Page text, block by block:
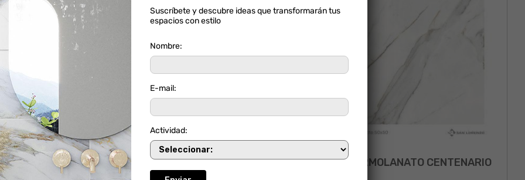
PARAMO FACHADA GRATAMIRA MIX MARMOLANATO CENTENARIO
Suscríbete y descubre ideas que transformarán tus
espacios con estilo
Nombre:
E-mail:
Actividad: